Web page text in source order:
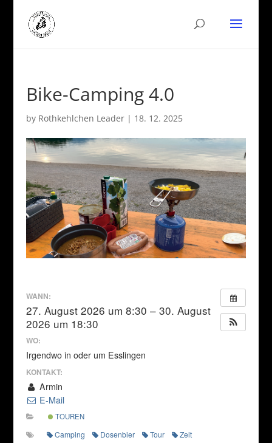
Bike-Camping 4.0
by Rothkehlchen Leader| 18. 12. 2025
WANN:
27. August 2026 um 8:30 – 30. August
2026 um 18:30
WO:
Irgendwo in oder um Esslingen
KONTAKT:
Armin
E-Mail
TOUREN
Camping Dosenbier Tour Zelt